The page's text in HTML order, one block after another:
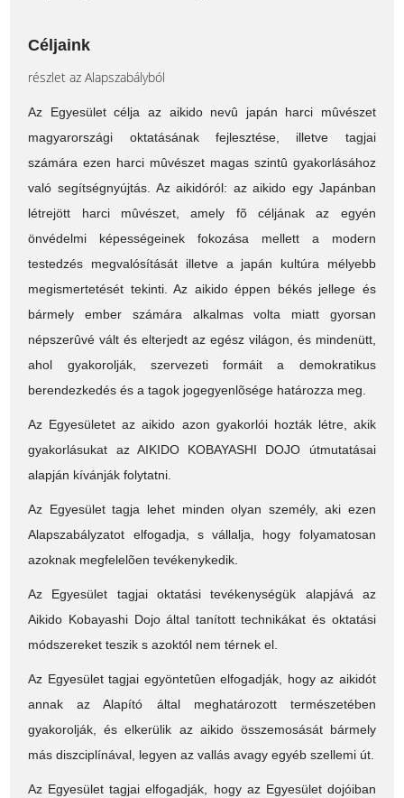
Céljaink
részlet az Alapszabályból
Az Egyesület célja az aikido nevû japán harci mûvészet
magyarországi oktatásának fejlesztése, illetve tagjai
számára ezen harci mûvészet magas szintû gyakorlásához
való segítségnyújtás. Az aikidóról: az aikido egy Japánban
létrejött harci mûvészet, amely fõ céljának az egyén
önvédelmi képességeinek fokozása mellett a modern
testedzés megvalósítását illetve a japán kultúra mélyebb
megismertetését tekinti. Az aikido éppen békés jellege és
bármely ember számára alkalmas volta miatt gyorsan
népszerûvé vált és elterjedt az egész világon, és mindenütt,
ahol gyakorolják, szervezeti formáit a demokratikus
berendezkedés és a tagok jogegyenlõsége határozza meg.
Az Egyesületet az aikido azon gyakorlói hozták létre, akik
gyakorlásukat az AIKIDO KOBAYASHI DOJO útmutatásai
alapján kívánják folytatni.
Az Egyesület tagja lehet minden olyan személy, aki ezen
Alapszabályzatot elfogadja, s vállalja, hogy folyamatosan
azoknak megfelelõen tevékenykedik.
Az Egyesület tagjai oktatási tevékenységük alapjává az
Aikido Kobayashi Dojo által tanított technikákat és oktatási
módszereket teszik s azoktól nem térnek el.
Az Egyesület tagjai egyöntetûen elfogadják, hogy az aikidót
annak az Alapító által meghatározott természetében
gyakorolják, és elkerülik az aikido összemosását bármely
más diszciplínával, legyen az vallás avagy egyéb szellemi út.
Az Egyesület tagjai elfogadják, hogy az Egyesület dojóiban